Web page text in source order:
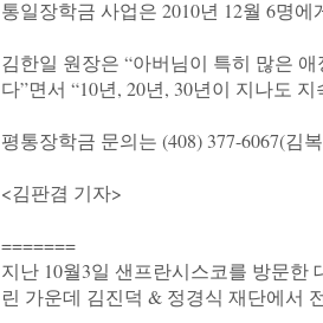
통일장학금 사업은 2010년 12월 6명
김한일 원장은 “아버님이 특히 많은
다”면서 “10년, 20년, 30년이 지나도
평통장학금 문의는 (408) 377-6067(김
<김판겸 기자>
=======
지난 10월3일 샌프란시스코를 방문한
린 가운데 김진덕 & 정경식 재단에서